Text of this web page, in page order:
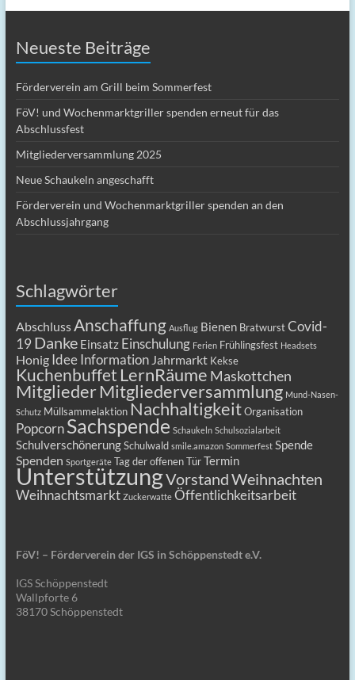
Neueste Beiträge
Förderverein am Grill beim Sommerfest
FöV! und Wochenmarktgriller spenden erneut für das
Abschlussfest
Mitgliederversammlung 2025
Neue Schaukeln angeschafft
Förderverein und Wochenmarktgriller spenden an den
Abschlussjahrgang
Schlagwörter
AbschlussAnschaffung Ausflug Bienen Bratwurst Covid-
19 Danke Einsatz Einschulung Ferien Frühlingsfest Headsets
Honig Idee Information Jahrmarkt Kekse
Kuchenbuffet LernRäume Maskottchen
Mitglieder Mitgliederversammlung Mund-Nasen-
Schutz Müllsammelaktion Nachhaltigkeit Organisation
Popcorn Sachspende Schaukeln Schulsozialarbeit
Schulverschönerung Schulwald smile.amazon Sommerfest Spende
Spenden Sportgeräte Tag der offenen Tür Termin
UnterstützungVorstandWeihnachten
Weihnachtsmarkt Zuckerwatte Öffentlichkeitsarbeit
FöV! – Förderverein der IGS in Schöppenstedt e.V.
IGS Schöppenstedt
Wallpforte 6
38170 Schöppenstedt